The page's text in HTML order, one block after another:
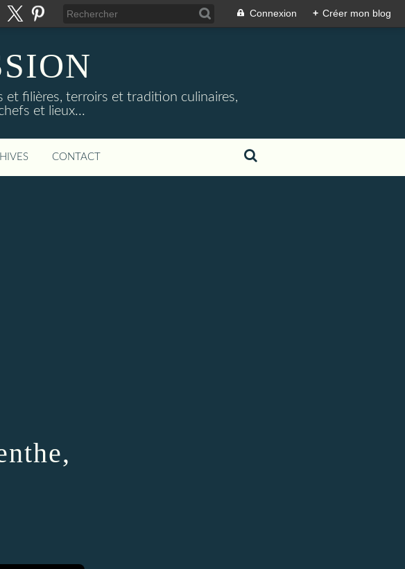
Connexion + Créer mon blog
et filières, terroirs et tradition culinaires,
et lieux...
CONTACT